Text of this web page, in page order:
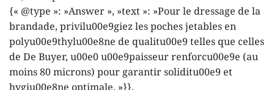
{« @type »: »Answer », »text »: »Pour le dressage de la
brandade, privilu00e9giez les poches jetables en
polyu00e9thylu00e8ne de qualitu00e9 telles que celles
de De Buyer, u00e0 u00e9paisseur renforcu00e9e (au
moins 80 microns) pour garantir soliditu00e9 et